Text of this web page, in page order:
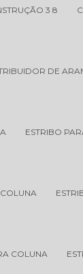
3 8
DE
ESTRIBO
COLUNA